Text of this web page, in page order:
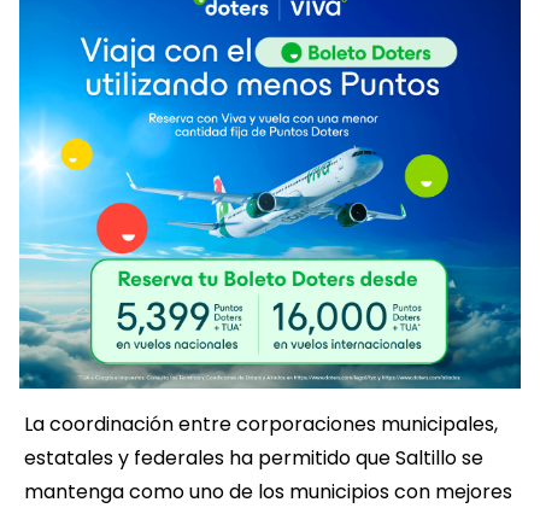
La coordinación entre corporaciones municipales,
estatales y federales ha permitido que Saltillo se
mantenga como uno de los municipios con mejores